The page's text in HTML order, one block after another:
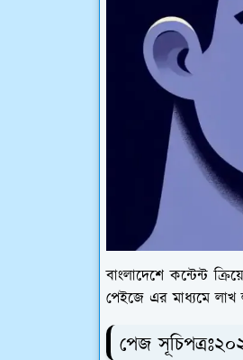
বাংলাদেশে কন্টেন্ট
পেইজে এর মাধ্যমে
পেজ